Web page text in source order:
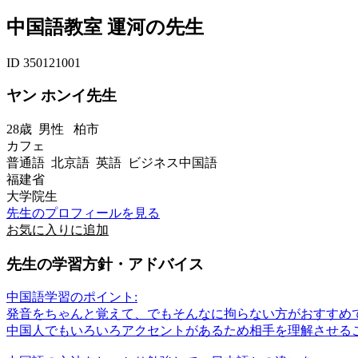
中国語教室 運河の先生
ID 350121001
ヤン ホンイ先生
28歳 男性 柏市
カフェ
普通語 北京語 英語 ビジネス中国語
福建省
大学院生
先生のプロフィールを見る
お気に入りに追加
先生の学習方針・アドバイス
中国語学習のポイント:
発音をちゃんと覚えて、でもそんなに拘らない方がおすすめ
中国人でもいろいろアクセントがあるため相手を理解させる